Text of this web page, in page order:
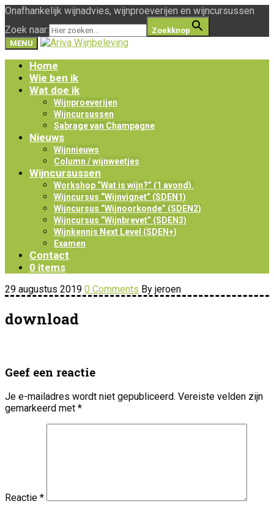
Onafhankelijk wijnadvies, wijnproeverijen en wijncursussen
Zoek naar:
Zoekknop
MENU
Home
Wie ben ik
Wat doe ik
Wijnproeverijen
Wijncursussen
Sabrage van Champagne
Nieuws
Wijnnieuws
Column / wijnweetjes
Wijncursussen
Workshop “Wat is wijn?” (1 avond).
Wijncursus “Wijnvignet” (SDEN1)
Wijncursus “Wijnoorkonde” (SDEN2)
Wijncursus “Wijnbrevet” (SDEN3)
Wijnkennis Next Level (SDEN+)
Examen
Contact
0 items
29 augustus 2019 0 Comments By jeroen
download
Geef een reactie
Je e-mailadres wordt niet gepubliceerd. Vereiste velden zijn
gemarkeerd met *
Reactie *